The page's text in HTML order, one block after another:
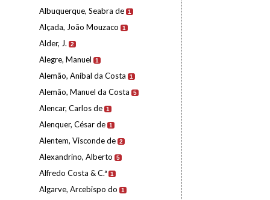
Albuquerque, Seabra de 1
Alçada, João Mouzaco 1
Alder, J. 2
Alegre, Manuel 1
Alemão, Aníbal da Costa 1
Alemão, Manuel da Costa 5
Alencar, Carlos de 1
Alenquer, César de 1
Alentem, Visconde de 2
Alexandrino, Alberto 5
Alfredo Costa & C.ª 1
Algarve, Arcebispo do 1